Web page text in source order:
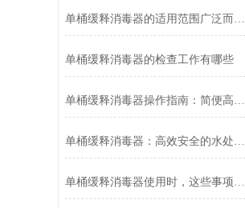
单桶缓释消毒器的适用范围广泛而重要
单桶缓释消毒器的检查工作有哪些
单桶缓释消毒器操作指南：简便高效的使用流程
单桶缓释消毒器：高效安全的水处理新方案
单桶缓释消毒器使用时，这些事项得注意下